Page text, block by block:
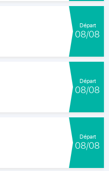
Départ
08/08
Départ
08/08
Départ
08/08